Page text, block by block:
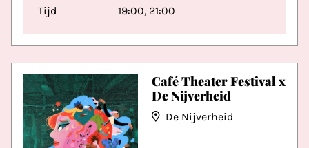
Café Theater Festival x
De Nijverheid
De Nijverheid
Tijd
19:00, 21:00